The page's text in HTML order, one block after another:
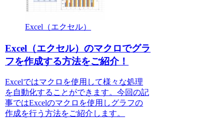
Excel（エクセル）
Excel（エクセル）のマクロでグラ
フを作成する方法をご紹介！
Excelではマクロを使用して様々な処理
を自動化することができます。今回の記
事ではExcelのマクロを使用しグラフの
作成を行う方法をご紹介します。